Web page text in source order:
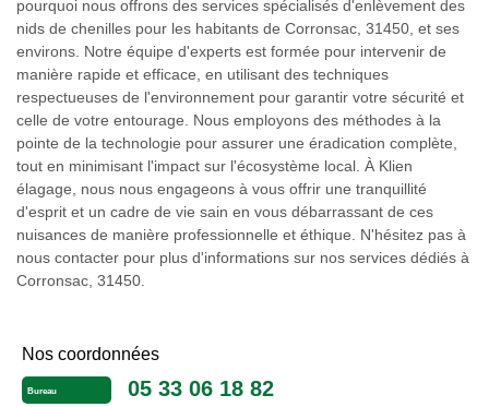
pourquoi nous offrons des services spécialisés d'enlèvement des
nids de chenilles pour les habitants de Corronsac, 31450, et ses
environs. Notre équipe d'experts est formée pour intervenir de
manière rapide et efficace, en utilisant des techniques
respectueuses de l'environnement pour garantir votre sécurité et
celle de votre entourage. Nous employons des méthodes à la
pointe de la technologie pour assurer une éradication complète,
tout en minimisant l'impact sur l'écosystème local. À Klien
élagage, nous nous engageons à vous offrir une tranquillité
d'esprit et un cadre de vie sain en vous débarrassant de ces
nuisances de manière professionnelle et éthique. N'hésitez pas à
nous contacter pour plus d'informations sur nos services dédiés à
Corronsac, 31450.
Nos coordonnées
Bureau 05 33 06 18 82